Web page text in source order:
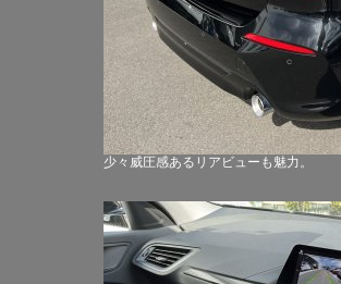
少々威圧感あるリアビューも魅力。